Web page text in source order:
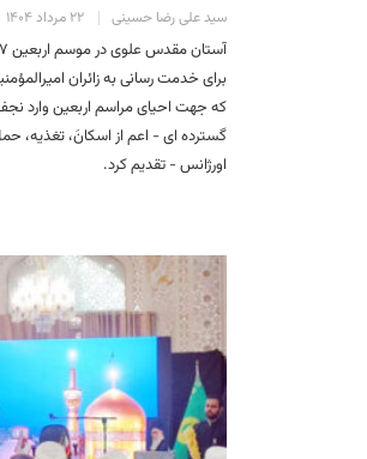
سید علی رضا حسینی ۲۲ مرداد ۱۴۰۴
برای خدمت رسانی به زائران
که جهت احیای مراسم اربعین وارد
گسترده ای - اعم از اسکانَ، تغذیه،
اورژانس - تقدیم کرد.